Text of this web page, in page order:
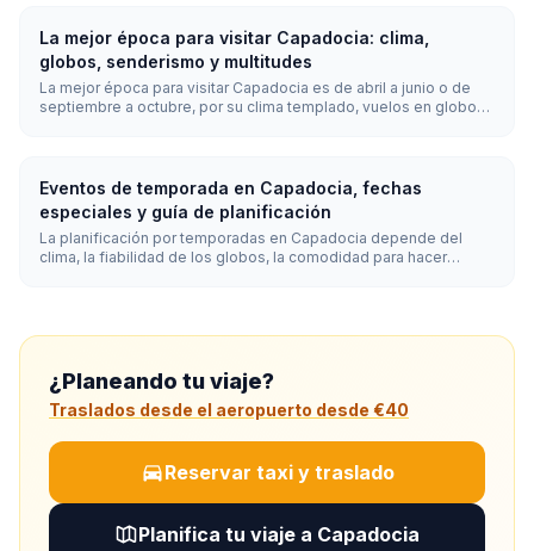
y de 18:30 a 20:00) ofrecen la mejor luz.
La mejor época para visitar Capadocia: clima,
globos, senderismo y multitudes
La mejor época para visitar Capadocia es de abril a junio o de
septiembre a octubre, por su clima templado, vuelos en globo
cancelaciones de globos son más frecuentes.
Eventos de temporada en Capadocia, fechas
especiales y guía de planificación
La planificación por temporadas en Capadocia depende del
clima, la fiabilidad de los globos, la comodidad para hacer
invierno para paisajes nevados y Erciyes, y finales de agosto o
¿Planeando tu viaje?
Traslados desde el aeropuerto desde €40
Reservar taxi y traslado
Planifica tu viaje a Capadocia